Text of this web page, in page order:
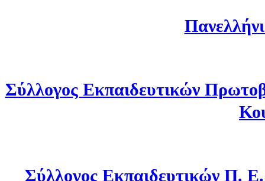
Σύλλογος Εκπαιδευτικών
Σύλλογος Εκπαιδευτικών Π.